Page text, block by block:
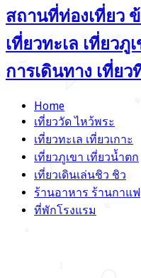
สถานที่ท่องเที่ยว
เที่ยวทะเล เที่ยว
การเดินทาง เที่ย
Home
เที่ยววัด ไหว้พระ
เที่ยวทะเล เที่ยวเกาะ
เที่ยวภูเขา เที่ยวน้ำตก
เที่ยวเดินเล่นชิว ชิว
ร้านอาหาร ร้านกาแฟ
ที่พักโรงแรม